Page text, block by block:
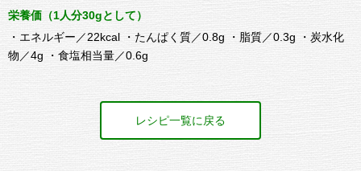
栄養価（1人分30gとして）
・エネルギー／22kcal ・たんぱく質／0.8g ・脂質／0.3g ・炭水化
物／4g ・食塩相当量／0.6g
レシピ一覧に戻る